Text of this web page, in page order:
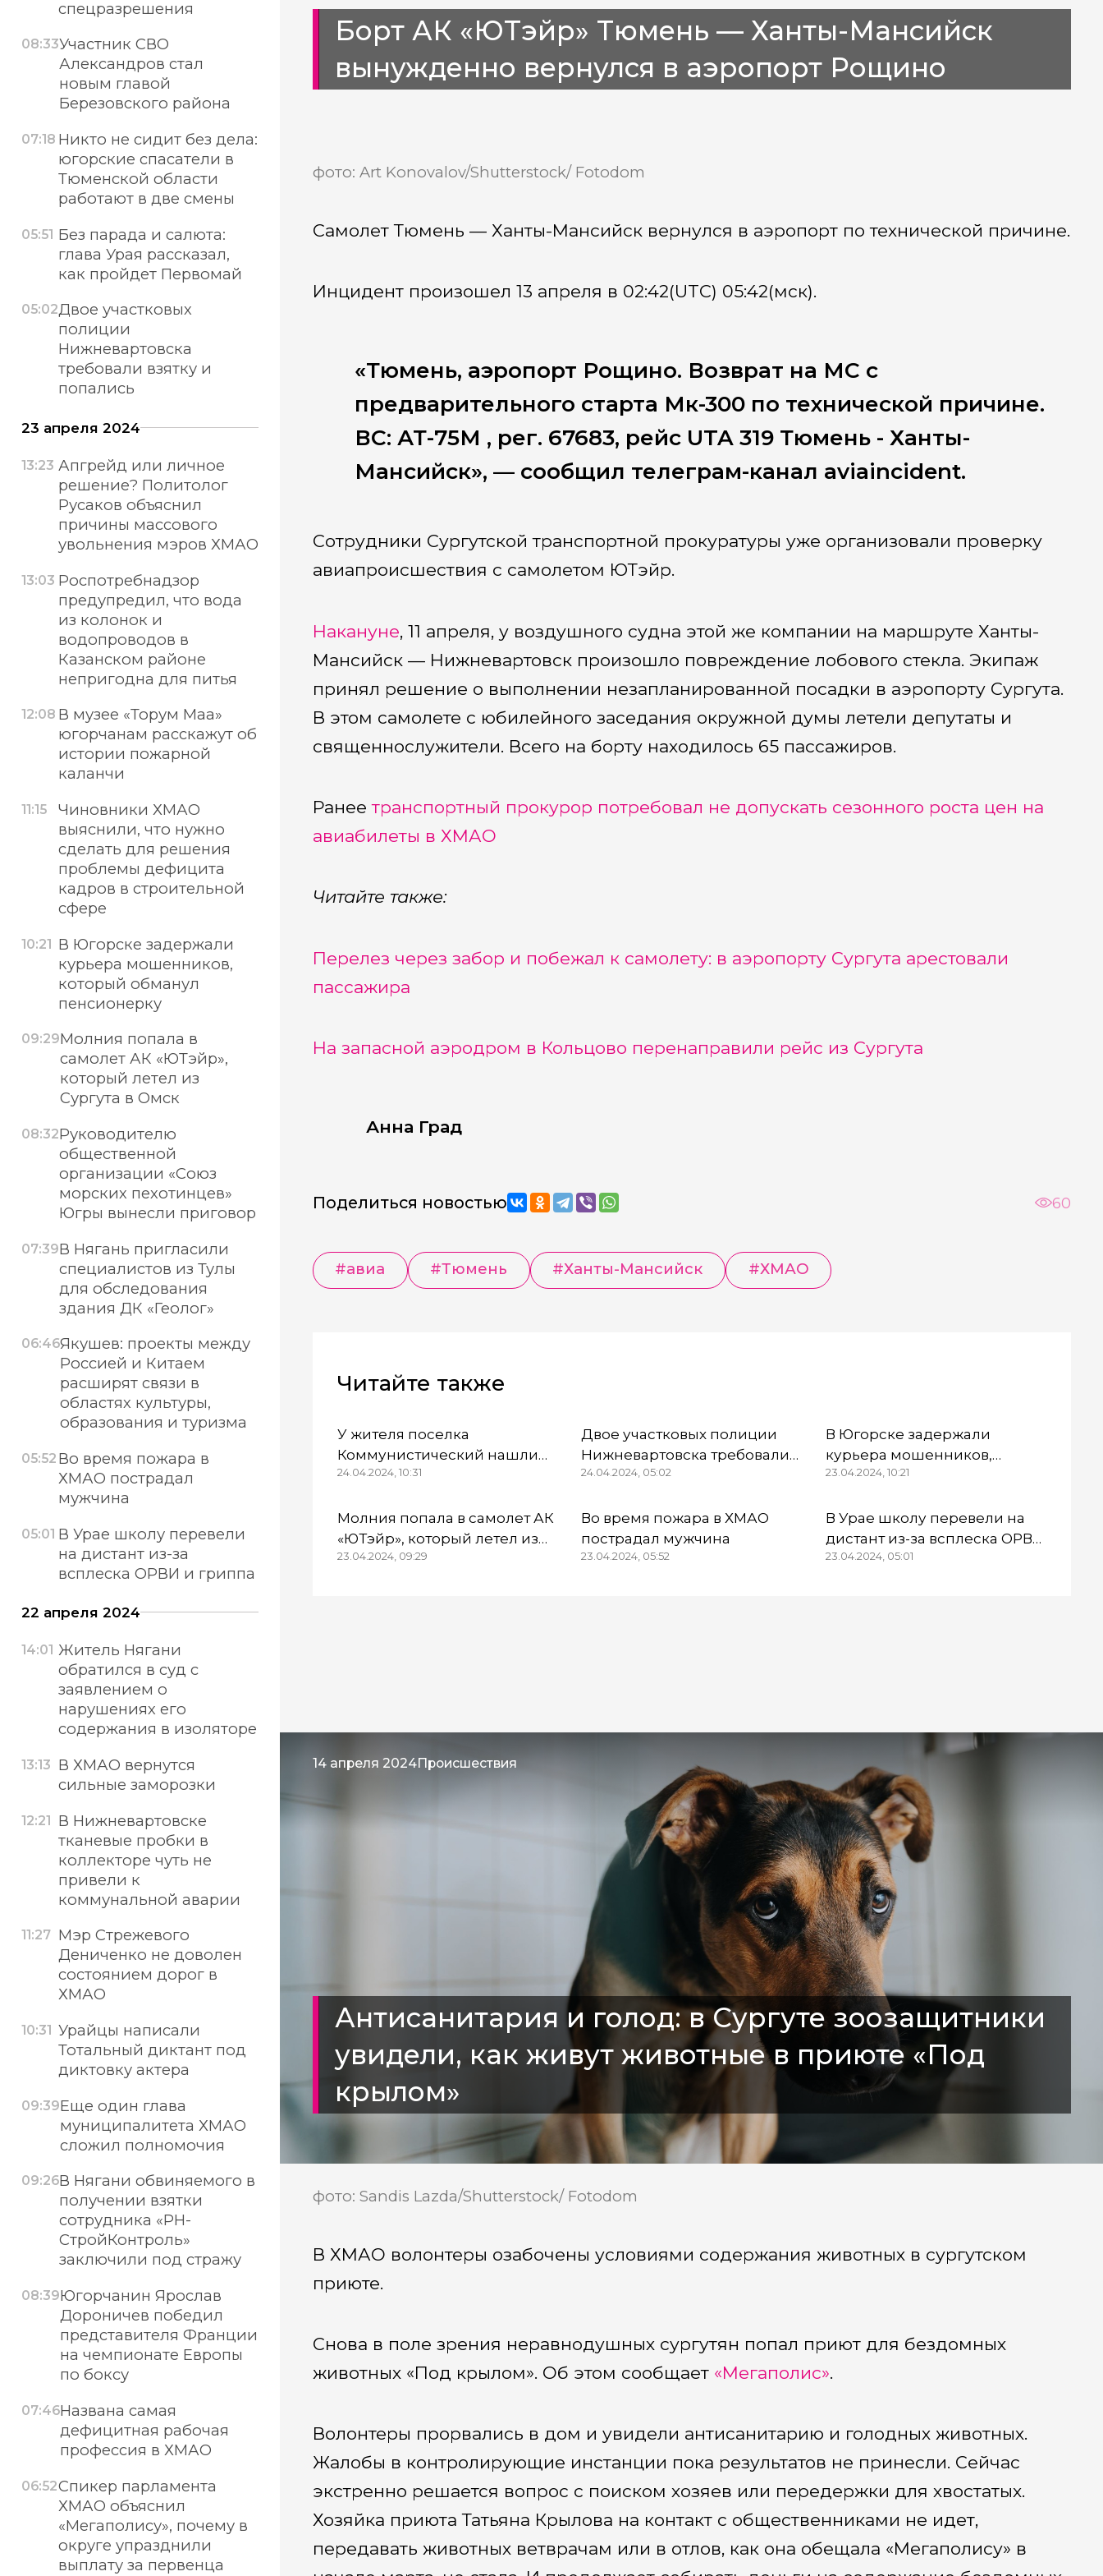
Борт АК «ЮТэйр» Тюмень — Ханты-Мансийск
вынужденно вернулся в аэропорт Рощино
фото: Art Konovalov/Shutterstock/ Fotodom
Самолет Тюмень — Ханты-Мансийск вернулся в аэропорт по технической причине.
Инцидент произошел 13 апреля в 02:42(UTC) 05:42(мск).
«Тюмень, аэропорт Рощино. Возврат на МС с
предварительного старта Мк-300 по технической причине.
ВС: АТ-75М , рег. 67683, рейс UTA 319 Тюмень - Ханты-
Мансийск», — сообщил телеграм-канал aviaincident.
Сотрудники Сургутской транспортной прокуратуры уже организовали проверку
авиапроисшествия с самолетом ЮТэйр.
Накануне, 11 апреля, у воздушного судна этой же компании на маршруте Ханты-
Мансийск — Нижневартовск произошло повреждение лобового стекла. Экипаж
принял решение о выполнении незапланированной посадки в аэропорту Сургута.
В этом самолете с юбилейного заседания окружной думы летели депутаты и
священнослужители. Всего на борту находилось 65 пассажиров.
Ранеетранспортный прокурор потребовал не допускать сезонного роста цен на
авиабилеты в ХМАО
Читайте также:
Перелез через забор и побежал к самолету: в аэропорту Сургута арестовали
пассажира
На запасной аэродром в Кольцово перенаправили рейс из Сургута
Анна Град
60
Поделиться новостью
#авиа #Тюмень #Ханты-Мансийск #ХМАО
Читайте также
У жителя поселка
Коммунистический нашли
25 патронов без
24.04.2024, 10:31
Двое участковых полиции
Нижневартовска требовали
взятку и попались
24.04.2024, 05:02
В Югорске задержали
курьера мошенников,
который обманул
23.04.2024, 10:21
Молния попала в самолет АК
«ЮТэйр», который летел из
Сургута в Омск
23.04.2024, 09:29
Во время пожара в ХМАО
пострадал мужчина
23.04.2024, 05:52
В Урае школу перевели на
дистант из-за всплеска ОРВИ
и гриппа
23.04.2024, 05:01
14 апреля 2024Происшествия
Антисанитария и голод: в Сургуте зоозащитники
увидели, как живут животные в приюте «Под
крылом»
фото: Sandis Lazda/Shutterstock/ Fotodom
В ХМАО волонтеры озабочены условиями содержания животных в сургутском
приюте.
Снова в поле зрения неравнодушных сургутян попал приют для бездомных
животных «Под крылом». Об этом сообщает «Мегаполис».
Волонтеры прорвались в дом и увидели антисанитарию и голодных животных.
Жалобы в контролирующие инстанции пока результатов не принесли. Сейчас
экстренно решается вопрос с поиском хозяев или передержки для хвостатых.
Хозяйка приюта Татьяна Крылова на контакт с общественниками не идет,
передавать животных ветврачам или в отлов, как она обещала «Мегаполису» в
спецразрешения
08:33Участник СВО
Александров стал
новым главой
Березовского района
07:18 Никто не сидит без дела:
югорские спасатели в
Тюменской области
работают в две смены
05:51 Без парада и салюта:
глава Урая рассказал,
как пройдет Первомай
05:02Двое участковых
полиции
Нижневартовска
требовали взятку и
попались
23 апреля 2024
13:23 Апгрейд или личное
решение? Политолог
Русаков объяснил
причины массового
увольнения мэров ХМАО
13:03 Роспотребнадзор
предупредил, что вода
из колонок и
водопроводов в
Казанском районе
непригодна для питья
12:08 В музее «Торум Маа»
югорчанам расскажут об
истории пожарной
каланчи
11:15
Чиновники ХМАО
выяснили, что нужно
сделать для решения
проблемы дефицита
кадров в строительной
сфере
10:21 В Югорске задержали
курьера мошенников,
который обманул
пенсионерку
09:29Молния попала в
самолет АК «ЮТэйр»,
который летел из
Сургута в Омск
08:32Руководителю
общественной
организации «Союз
морских пехотинцев»
Югры вынесли приговор
07:39В Нягань пригласили
специалистов из Тулы
для обследования
здания ДК «Геолог»
06:46Якушев: проекты между
Россией и Китаем
расширят связи в
областях культуры,
образования и туризма
05:52 Во время пожара в
ХМАО пострадал
мужчина
05:01 В Урае школу перевели
на дистант из-за
всплеска ОРВИ и гриппа
22 апреля 2024
14:01 Житель Нягани
обратился в суд с
заявлением о
нарушениях его
содержания в изоляторе
13:13 В ХМАО вернутся
сильные заморозки
12:21 В Нижневартовске
тканевые пробки в
коллекторе чуть не
привели к
коммунальной аварии
11:27 Мэр Стрежевого
Дениченко не доволен
состоянием дорог в
ХМАО
10:31 Урайцы написали
Тотальный диктант под
диктовку актера
09:39Еще один глава
муниципалитета ХМАО
сложил полномочия
09:26В Нягани обвиняемого в
получении взятки
сотрудника «РН-
СтройКонтроль»
заключили под стражу
08:39Югорчанин Ярослав
Дороничев победил
представителя Франции
на чемпионате Европы
по боксу
07:46Названа самая
дефицитная рабочая
профессия в ХМАО
06:52Спикер парламента
ХМАО объяснил
«Мегаполису», почему в
округе упразднили
выплату за первенца